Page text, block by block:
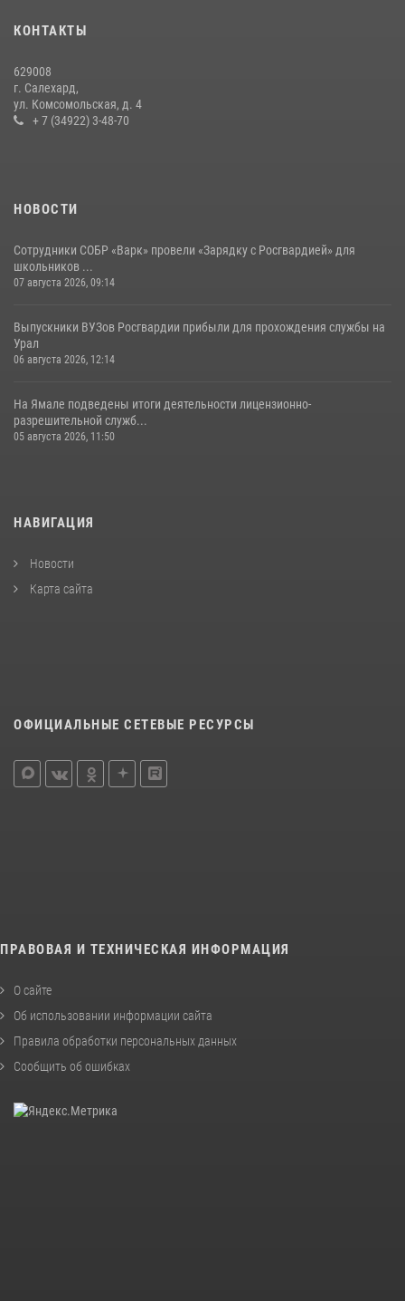
20 июля 2026, 09:03
КОНТАКТЫ
629008
г. Салехард,
ул. Комсомольская, д. 4
+ 7 (34922) 3-48-70
НОВОСТИ
Сотрудники СОБР «Варк» провели «Зарядку с Росгвардией» для
школьников ...
07 августа 2026, 09:14
Выпускники ВУЗов Росгвардии прибыли для прохождения службы на
Урал
06 августа 2026, 12:14
На Ямале подведены итоги деятельности лицензионно-
разрешительной служб...
05 августа 2026, 11:50
НАВИГАЦИЯ
Новости
Карта сайта
ОФИЦИАЛЬНЫЕ СЕТЕВЫЕ РЕСУРСЫ
ПРАВОВАЯ И ТЕХНИЧЕСКАЯ ИНФОРМАЦИЯ
О сайте
Об использовании информации сайта
Правила обработки персональных данных
Сообщить об ошибках